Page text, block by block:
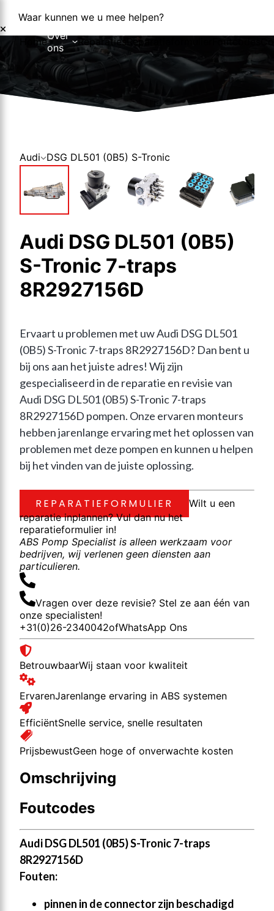
Waar kunnen we u mee helpen?
HomeOver
ons
Over ons
Nieuws
Reparaties Reparatieformulier Foutcodes
Audi DSG DL501 (0B5) S-Tronic
Audi DSG DL501 (0B5)
S-Tronic 7-traps
8R2927156D
Ervaart u problemen met uw Audi DSG DL501
(0B5) S-Tronic 7-traps 8R2927156D? Dan bent u
bij ons aan het juiste adres! Wij zijn
gespecialiseerd in de reparatie en revisie van
Audi DSG DL501 (0B5) S-Tronic 7-traps
8R2927156D pompen. Onze ervaren monteurs
hebben jarenlange ervaring met het oplossen van
problemen met deze pompen en kunnen u helpen
bij het vinden van de juiste oplossing.
REPARATIEFORMULIER
Wilt u een
reparatie inplannen? Vul dan nu het
reparatieformulier in!
ABS Pomp Specialist is alleen werkzaam voor
bedrijven, wij verlenen geen diensten aan
particulieren.
Vragen over deze revisie? Stel ze aan één van
onze specialisten!
+31(0)26-2340042ofWhatsApp Ons
BetrouwbaarWij staan voor kwaliteit
ErvarenJarenlange ervaring in ABS systemen
EfficiëntSnelle service, snelle resultaten
PrijsbewustGeen hoge of onverwachte kosten
Omschrijving
Foutcodes
Audi DSG DL501 (0B5) S-Tronic 7-traps
8R2927156D
Fouten:
pinnen in de connector zijn beschadigd